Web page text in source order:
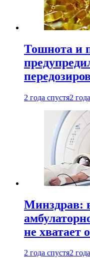
Тошнота и
2 года спустя2
Минздрав:
не хватает
2 года спустя2